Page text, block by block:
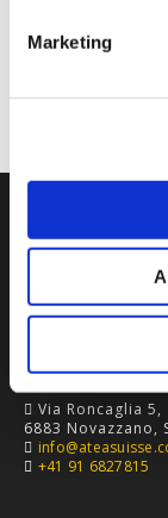
Marketing
TIPOLOGIA
Via Roncaglia 5,
6883 Novazzano,
+41 91 6827815